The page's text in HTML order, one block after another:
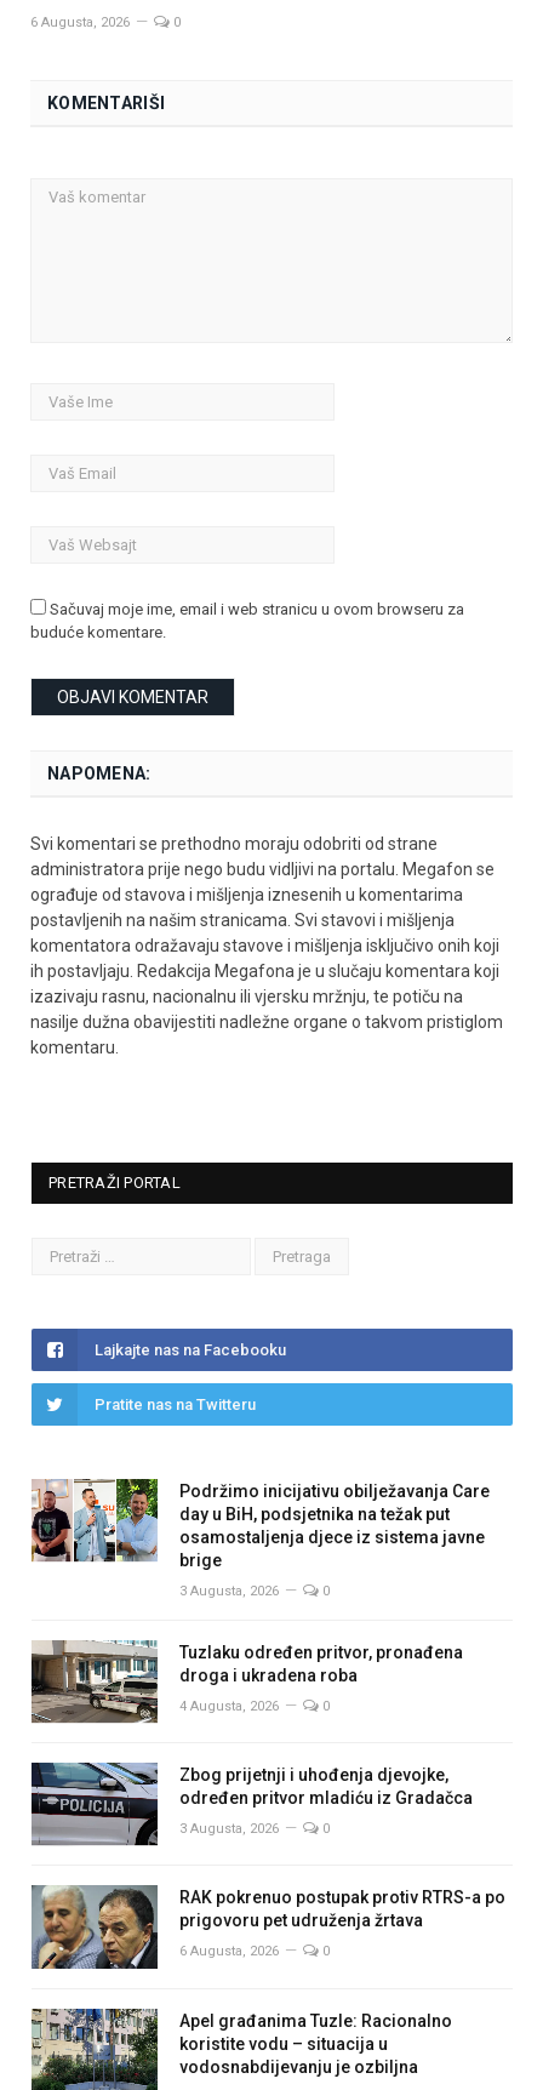
6 Augusta, 2026 0
KOMENTARIŠI
Sačuvaj moje ime, email i web stranicu u ovom browseru za
buduće komentare.
NAPOMENA:
Svi komentari se prethodno moraju odobriti od strane
administratora prije nego budu vidljivi na portalu. Megafon se
ograđuje od stavova i mišljenja iznesenih u komentarima
postavljenih na našim stranicama. Svi stavovi i mišljenja
komentatora odražavaju stavove i mišljenja isključivo onih koji
ih postavljaju. Redakcija Megafona je u slučaju komentara koji
izazivaju rasnu, nacionalnu ili vjersku mržnju, te potiču na
nasilje dužna obavijestiti nadležne organe o takvom pristiglom
komentaru.
PRETRAŽI PORTAL
Lajkajte nas na Facebooku
Pratite nas na Twitteru
Podržimo inicijativu obilježavanja Care
day u BiH, podsjetnika na težak put
osamostaljenja djece iz sistema javne
brige
3 Augusta, 2026 0
Tuzlaku određen pritvor, pronađena
droga i ukradena roba
4 Augusta, 2026 0
Zbog prijetnji i uhođenja djevojke,
određen pritvor mladiću iz Gradačca
3 Augusta, 2026 0
RAK pokrenuo postupak protiv RTRS-a po
prigovoru pet udruženja žrtava
6 Augusta, 2026 0
Apel građanima Tuzle: Racionalno
koristite vodu – situacija u
vodosnabdijevanju je ozbiljna